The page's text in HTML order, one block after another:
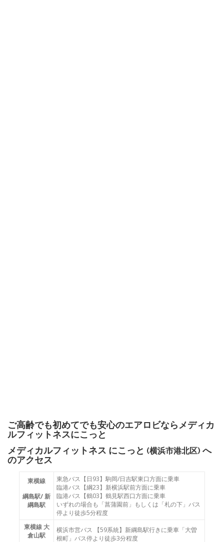
ご高齢でも初めてでも安心のエアロビならメディカ
ルフィットネスにこっと
メディカルフィットネス にこっと (横浜市港北区) へ
のアクセス
東横線
綱島駅/ 新
綱島駅
東急バス【日93】駒岡/日吉駅東口方面に乗車
臨港バス【綱23】新横浜駅前方面に乗車
臨港バス【鶴03】鶴見駅西口方面に乗車
いずれの場合も「菖蒲園前」もしくは「札の下」バス
停より徒歩5分程度
東横線 大
倉山駅
横浜市営バス 【59系統】新綱島駅行きに乗車「大曽
根町」バス停より徒歩3分程度